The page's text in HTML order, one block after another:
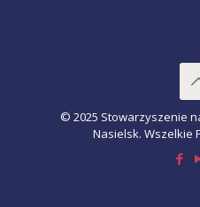
© 2025 Stowarzyszenie
Nasielsk. Wszelkie